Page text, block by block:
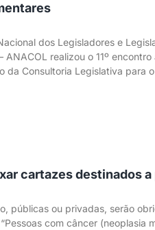
dos Legisladores e
ANACOL realizou o 11º
da Consultoria Legislativa para
cartazes destinados
públicas ou privadas, serão
com câncer (neoplasia